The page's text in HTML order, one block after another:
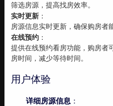
筛选房源，提高找房效率。
实时更新：
房源信息实时更新，确保购房者
在线预约：
提供在线预约看房功能，购房者
房时间，减少等待时间。
用户体验
详细房源信息：